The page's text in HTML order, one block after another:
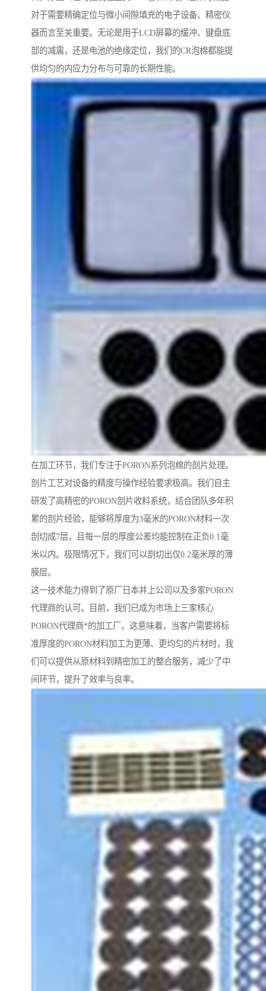
对于需要精确定位与微小间隙填充的电子设备、精密仪
器而言至关重要。无论是用于LCD屏幕的缓冲、键盘底
部的减震，还是电池的绝缘定位，我们的CR泡棉都能提
供均匀的内应力分布与可靠的长期性能。
在加工环节，我们专注于PORON系列泡棉的剖片处理。
剖片工艺对设备的精度与操作经验要求极高。我们自主
研发了高精密的PORON剖片收料系统，结合团队多年积
累的剖片经验，能够将厚度为3毫米的PORON材料一次
剖切成7层，且每一层的厚度公差均能控制在正负0.1毫
米以内。极限情况下，我们可以剖切出仅0.2毫米厚的薄
膜层。
这一技术能力得到了原厂日本井上公司以及多家PORON
代理商的认可。目前，我们已成为市场上三家核心
PORON代理商*的加工厂。这意味着，当客户需要将标
准厚度的PORON材料加工为更薄、更均匀的片材时，我
们可以提供从原材料到精密加工的整合服务，减少了中
间环节，提升了效率与良率。